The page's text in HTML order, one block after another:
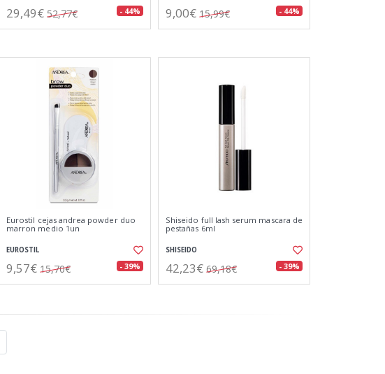
29,49€ 52,77€ - 44% 9,00€ 15,99€ - 44%
Eurostil cejas andrea powder duo
marron medio 1un
EUROSTIL
9,57€ 15,70€ - 39%
Shiseido full lash serum mascara de
pestañas 6ml
SHISEIDO
42,23€ 69,18€ - 39%